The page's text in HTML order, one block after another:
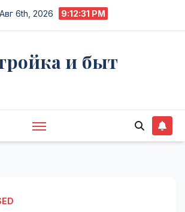
6th, 2026 9:12:32 PM
и быт